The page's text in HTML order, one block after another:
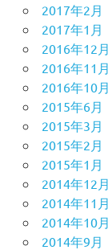
2017年2月
2017年1月
2016年12月
2016年11月
2016年10月
2015年6月
2015年3月
2015年2月
2015年1月
2014年12月
2014年11月
2014年10月
2014年9月